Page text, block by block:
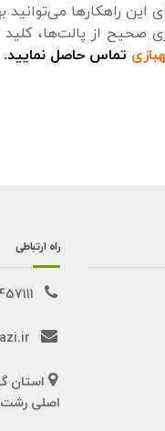
این راهکارها
صحیح از پالت‌ها،
تماس حاصل نمایید.
راه ارتباطی
98+
اصلی رشت